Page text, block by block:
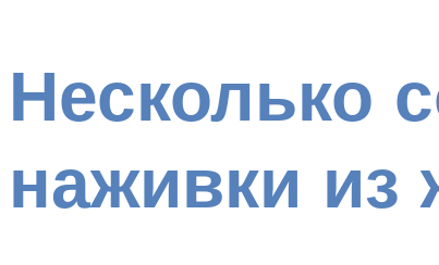
Несколько
наживки